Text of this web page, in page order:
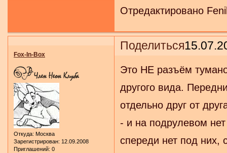
Отредактировано
Поделиться
Fox-In-Box
Откуда: Москва
Зарегистрирован: 12.09.2008
Приглашений: 0
Это НЕ разъём
другого вида.
отдельно друг от
- и на подрулевом
спереди нет под них,